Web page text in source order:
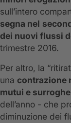
sull’intero
segna nel
dei nuovi flussi
trimestre 2016.
Per altro, la
una contrazione
mutui e
dell’anno - che
diminuzione dei